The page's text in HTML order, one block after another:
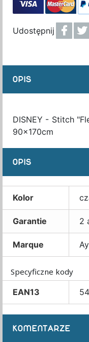
Udostępnij
OPIS
DISNEY - Stitch
90x170cm
OPIS
Kolor
Garantie 2
Marque
Specyficzne kody
EAN13
KOMENTARZE